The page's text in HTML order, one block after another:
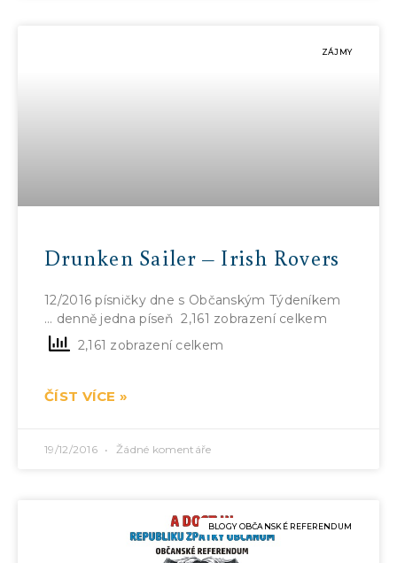
ZÁJMY
Drunken Sailer – Irish Rovers
12/2016 písničky dne s Občanským Týdeníkem
… denně jedna píseň 2,161 zobrazení celkem
2,161 zobrazení celkem
ČÍST VÍCE »
19/12/2016 Žádné komentáře
BLOGY OBČANSKÉ REFERENDUM